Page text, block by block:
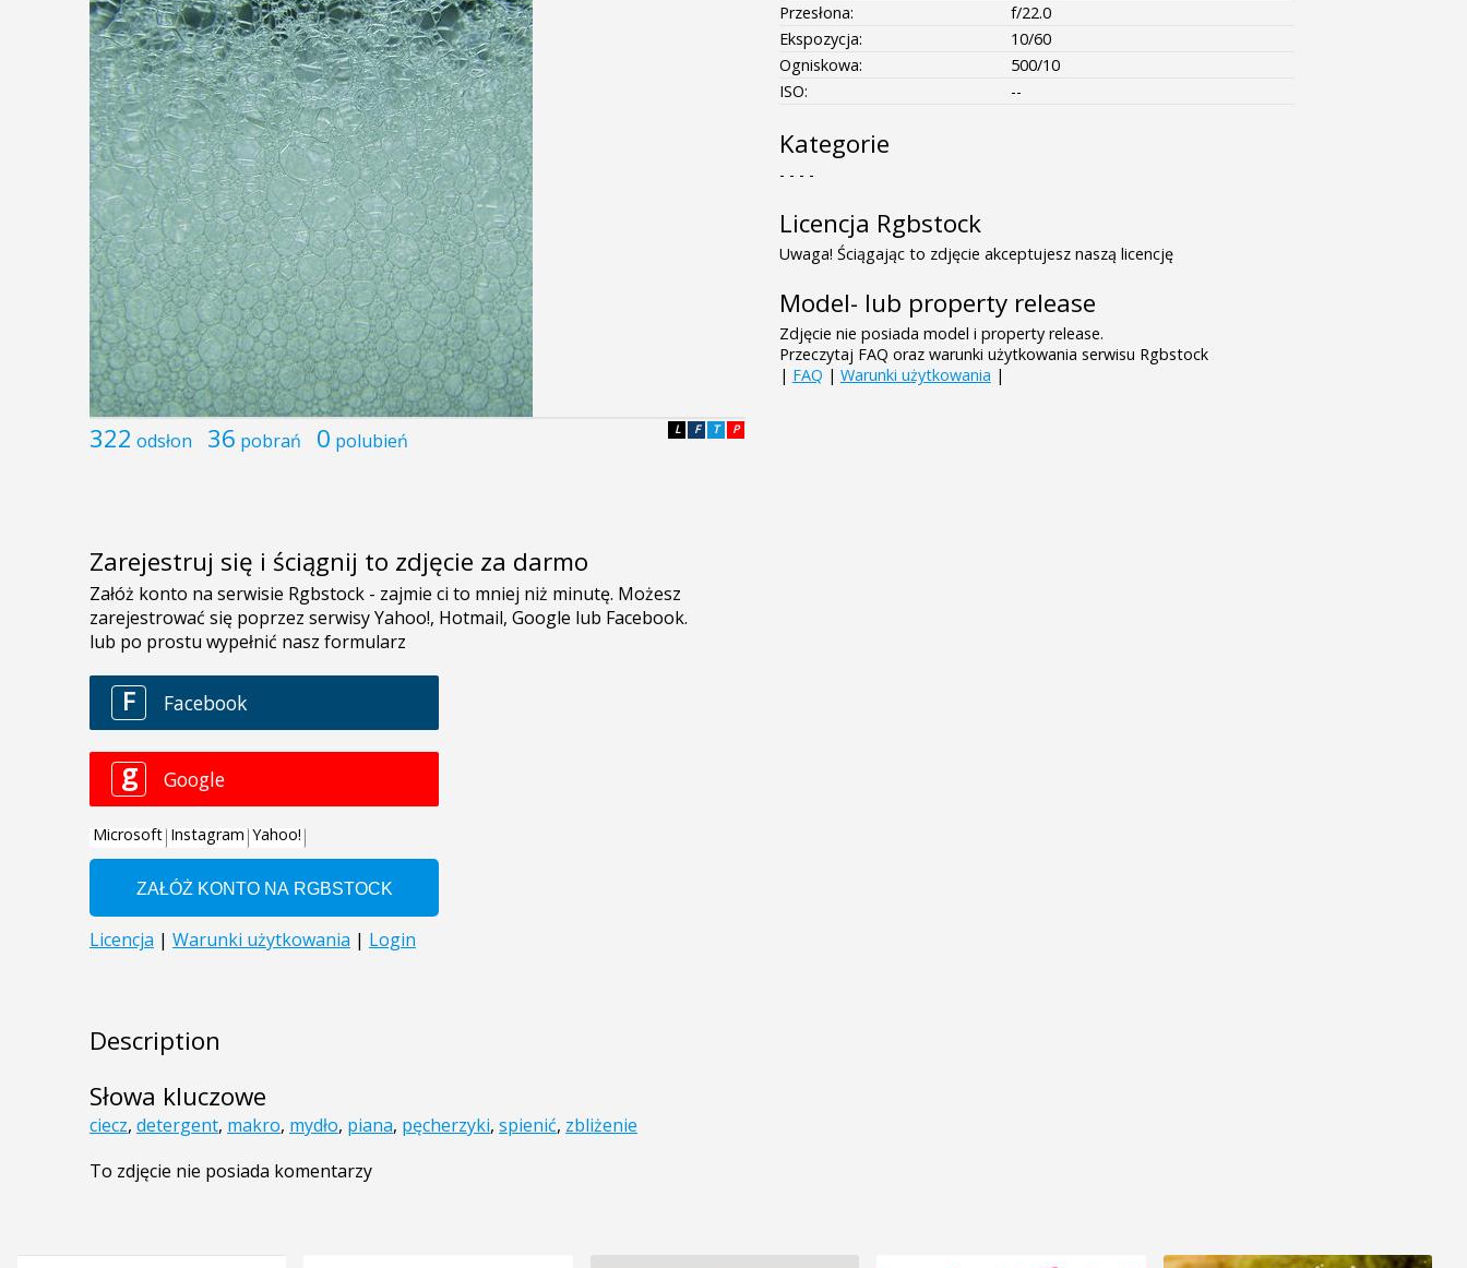
322 odsłon 36 pobrań 0 polubień P
T
F
L
Zarejestruj się i ściągnij to zdjęcie za darmo
Description
Słowa kluczowe
ciecz, detergent, makro, mydło, piana, pęcherzyki, spienić, zbliżenie
To zdjęcie nie posiada komentarzy
Przesłona:
f/22.0
Ekspozycja:
10/60
Ogniskowa:
500/10
ISO:
--
Kategorie
- - - -
Licencja Rgbstock
Uwaga! Ściągając to zdjęcie akceptujesz naszą licencję
Model- lub property release
Zdjęcie nie posiada model i property release.
Przeczytaj FAQ oraz warunki użytkowania serwisu Rgbstock
| FAQ | Warunki użytkowania |